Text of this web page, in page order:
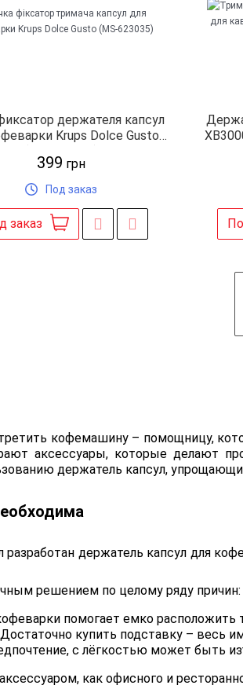
держателя капсул
Krups Dolce Gusto
399 грн
Под заказ
заказ
кофемашину – помощницу,
аксессуары, которые делают
держатель капсул,
разработан держатель капсул для
решением по целому ряду причин:
помогает емко расположить
купить подставку – весь
с лёгкостью может быть
как офисного и